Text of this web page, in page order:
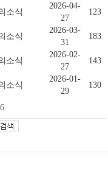
소식
2026-04-
27
123
소식
2026-03-
31
183
소식
2026-02-
27
143
소식
2026-01-
29
130
6